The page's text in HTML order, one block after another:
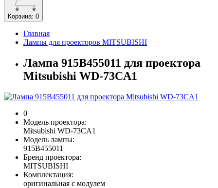
Корзина: 0
Главная
Лампы для проекторов MITSUBISHI
Лампа 915B455011 для проектора
Mitsubishi WD-73CA1
0
Модель проектора:
Mitsubishi WD-73CA1
Модель лампы:
915B455011
Бренд проектора:
MITSUBISHI
Комплектация:
оригинальная с модулем